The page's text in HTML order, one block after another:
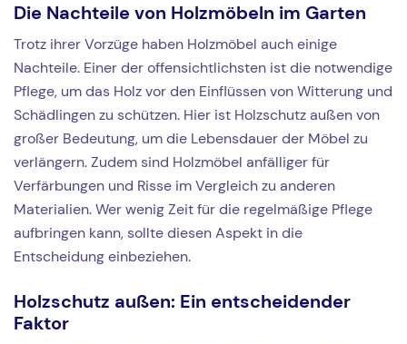
Die Nachteile von Holzmöbeln im Garten
Trotz ihrer Vorzüge haben Holzmöbel auch einige
Nachteile. Einer der offensichtlichsten ist die notwendige
Pflege, um das Holz vor den Einflüssen von Witterung und
Schädlingen zu schützen. Hier ist Holzschutz außen von
großer Bedeutung, um die Lebensdauer der Möbel zu
verlängern. Zudem sind Holzmöbel anfälliger für
Verfärbungen und Risse im Vergleich zu anderen
Materialien. Wer wenig Zeit für die regelmäßige Pflege
aufbringen kann, sollte diesen Aspekt in die
Entscheidung einbeziehen.
Holzschutz außen: Ein entscheidender
Faktor